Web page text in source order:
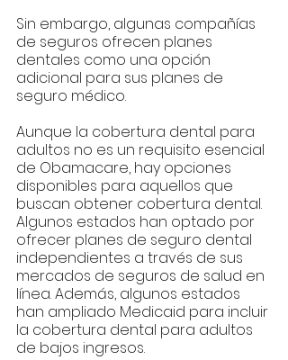
Sin embargo, algunas compañías
de seguros ofrecen planes
dentales como una opción
adicional para sus planes de
seguro médico.
Aunque la cobertura dental para
adultos no es un requisito esencial
de Obamacare, hay opciones
disponibles para aquellos que
buscan obtener cobertura dental.
Algunos estados han optado por
ofrecer planes de seguro dental
independientes a través de sus
mercados de seguros de salud en
línea. Además, algunos estados
han ampliado Medicaid para incluir
la cobertura dental para adultos
de bajos ingresos.